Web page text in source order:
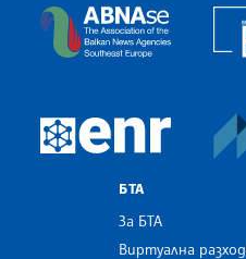
The
European
БТА
За БТА
Виртуална